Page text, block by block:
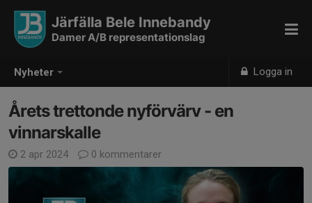
Nyheter Logga in
Järfälla Bele Innebandy
Damer A/B representationslag
Årets trettonde nyförvärv - en
vinnarskalle
2 apr 2024 0 kommentarer